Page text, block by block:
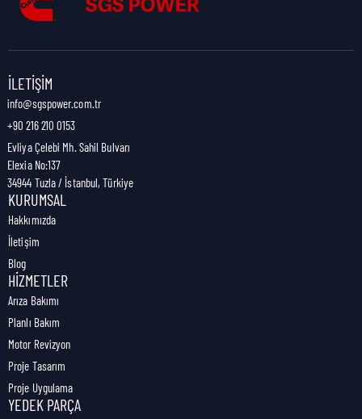
Nakliye Ağırlığı:
İLETIŞIM
info@sgspower.com.tr
+90 216 210 0153
Evliya Çelebi Mh. Sahil Bulvarı
Elexia No:137
34944 Tuzla / İstanbul, Türkiye
KURUMSAL
Hakkımızda
İletişim
Blog
HIZMETLER
Arıza Bakımı
Planlı Bakım
Motor Revizyon
Proje Tasarım
Proje Uygulama
YEDEK PARÇA